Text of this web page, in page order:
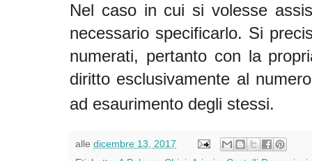
Nel caso in cui si volesse
necessario specificarlo. Si
numerati, pertanto con la
diritto esclusivamente al
ad esaurimento degli stessi.
alle dicembre 13, 2017